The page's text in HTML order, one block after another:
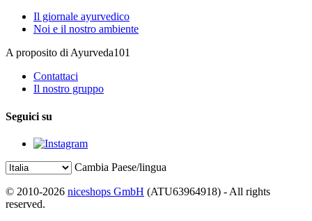
Il giornale ayurvedico
Noi e il nostro ambiente
A proposito di Ayurveda101
Contattaci
Il nostro gruppo
Seguici su
Cambia Paese/lingua
© 2010-2026 niceshops GmbH (ATU63964918) - All rights
reserved.